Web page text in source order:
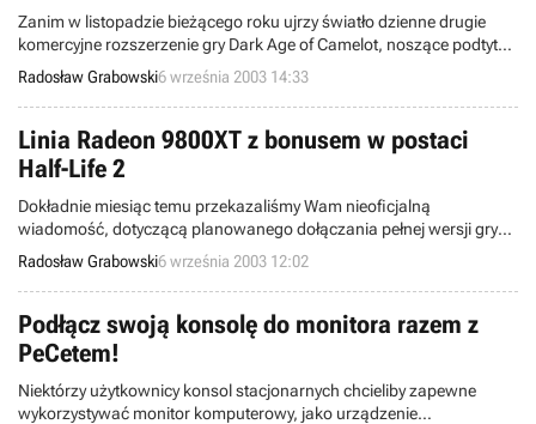
Zanim w listopadzie bieżącego roku ujrzy światło dzienne drugie
komercyjne rozszerzenie gry Dark Age of Camelot, noszące podtytuł
Trials of Atlantis, zostaną przeprowadzone precyzyjne
przedpremierowe testy sieciowe. Obecnie firma Mythic
Entertainment poszukuje ludzi, chętnych do wzięcia udziału we
wspomnianych próbach.
Radosław Grabowski6 września 2003 14:33
Linia Radeon 9800XT z bonusem w postaci
Half-Life 2
Dokładnie miesiąc temu przekazaliśmy Wam nieoficjalną
wiadomość, dotyczącą planowanego dołączania pełnej wersji gry
Half-Life 2 do kart graficznych, zbudowanych w oparciu o procesory
marki ATI Technologies. Teraz światło dzienne ujrzały nowe
informacje na ten temat.
Radosław Grabowski6 września 2003 12:02
Podłącz swoją konsolę do monitora razem z
PeCetem!
Niektórzy użytkownicy konsol stacjonarnych chcieliby zapewne
wykorzystywać monitor komputerowy, jako urządzenie